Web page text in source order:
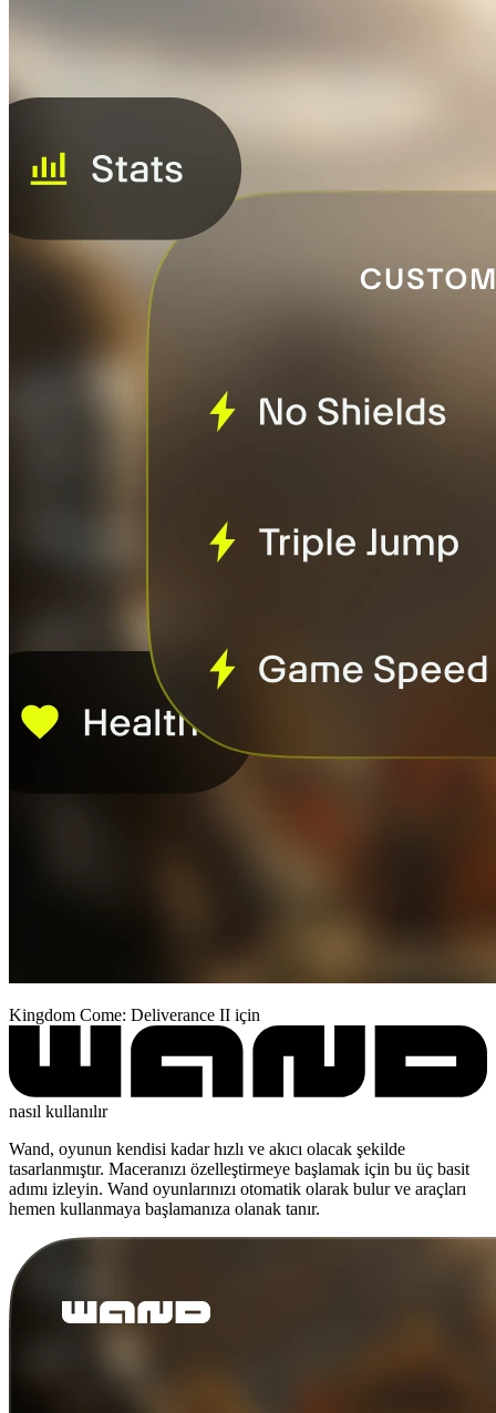
Kingdom Come: Deliverance II için
nasıl kullanılır
Wand, oyunun kendisi kadar hızlı ve akıcı olacak şekilde
tasarlanmıştır. Maceranızı özelleştirmeye başlamak için bu üç basit
adımı izleyin. Wand oyunlarınızı otomatik olarak bulur ve araçları
hemen kullanmaya başlamanıza olanak tanır.